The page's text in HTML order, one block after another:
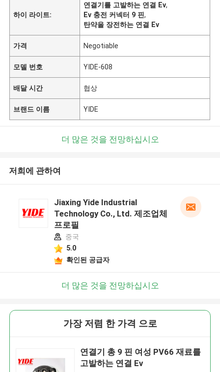
하이 라이트:
연결기를 고발하는 연결 Ev,
Ev 충전 커넥터 9 핀,
탄약을 장전하는 연결 Ev
가격 Negotiable
모델 번호 YIDE-608
배달 시간 협상
브랜드 이름 YIDE
더 많은 것을 전망하십시오
저희에 관하여
Jiaxing Yide Industrial
Technology Co., Ltd. 제조업체
프로필
중국
5.0
확인된 공급자
더 많은 것을 전망하십시오
가장 저렴 한 가격 으로
연결기 총 9 핀 여성 PV66 재료를
고발하는 연결 Ev